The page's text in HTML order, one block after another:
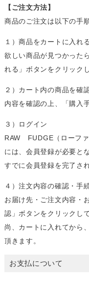
【ご注文方法】
商品のご注文は以下の手
１）商品をカートに入れる
欲しい商品が見つかった
れる」ボタンをクリック
２）カート内の商品を確
内容を確認の上、「購入
３）ログイン
RAW FUDGE（ローフ
には、会員登録が必要と
すでに会員登録を完了さ
４）注文内容の確認・手
お届け先・ご注文内容・
認」ボタンをクリックし
尚、カートに入れてから
頂きます。
お支払について